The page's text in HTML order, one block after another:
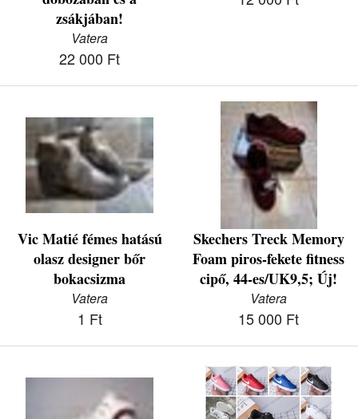
zsákjában!
Vatera
22 000 Ft
Vic Matié fémes hatású
olasz designer bőr
bokacsizma
Vatera
1 Ft
Skechers Treck Memory
Foam piros-fekete fitness
cipő, 44-es/UK9,5; Új!
Vatera
15 000 Ft